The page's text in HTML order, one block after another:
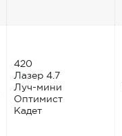
420
Лазер 4.7
Луч-мини
Оптимист
Кадет